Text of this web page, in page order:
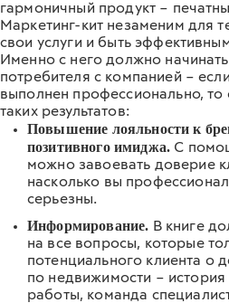
гармоничный продукт –
Маркетинг-кит незаменим для
свои услуги и быть
Именно с него должно
потребителя с компанией –
выполнен профессионально, то
таких результатов:
Повышение лояльности к
позитивного имиджа. С
можно завоевать доверие
насколько вы
серьезны.
Информирование. В книге
на все вопросы, которые
потенциального клиента о
по недвижимости –
работы, команда